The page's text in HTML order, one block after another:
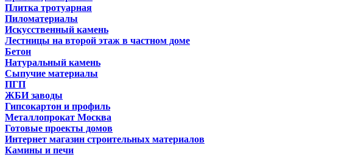
Плитка тротуарная
Пиломатериалы
Искусственный камень
Лестницы на второй этаж в частном доме
Бетон
Натуральный камень
Сыпучие материалы
ПГП
ЖБИ заводы
Гипсокартон и профиль
Металлопрокат Москва
Готовые проекты домов
Интернет магазин строительных материалов
Камины и печи